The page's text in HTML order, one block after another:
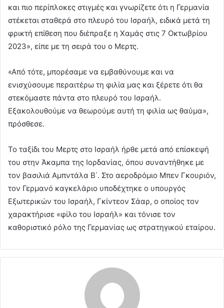
και πιο περίπλοκες στιγμές και γνωρίζετε ότι η Γερμανία
στέκεται σταθερά στο πλευρό του Ισραήλ, ειδικά μετά τη
φρικτή επίθεση που διέπραξε η Χαμάς στις 7 Οκτωβρίου
2023», είπε με τη σειρά του ο Μερτς.
«Από τότε, μπορέσαμε να εμβαθύνουμε και να
ενισχύσουμε περαιτέρω τη φιλία μας και ξέρετε ότι θα
στεκόμαστε πάντα στο πλευρό του Ισραήλ.
Εξακολουθούμε να θεωρούμε αυτή τη φιλία ως θαύμα»,
πρόσθεσε.
Το ταξίδι του Μερτς στο Ισραήλ ήρθε μετά από επίσκεψή
του στην Άκαμπα της Ιορδανίας, όπου συναντήθηκε με
τον βασιλιά Αμπντάλα Β΄. Στο αεροδρόμιο Μπεν Γκουριόν,
τον Γερμανό καγκελάριο υποδέχτηκε ο υπουργός
Εξωτερικών του Ισραήλ, Γκίντεον Σάαρ, ο οποίος τον
χαρακτήρισε «φίλο του Ισραήλ» και τόνισε τον
καθοριστικό ρόλο της Γερμανίας ως στρατηγικού εταίρου.